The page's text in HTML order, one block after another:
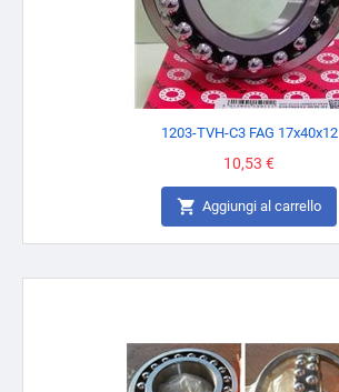
1203-TVH-C3 FAG 17x40x12
Prezzo
10,53 €
 Aggiungi al carrello